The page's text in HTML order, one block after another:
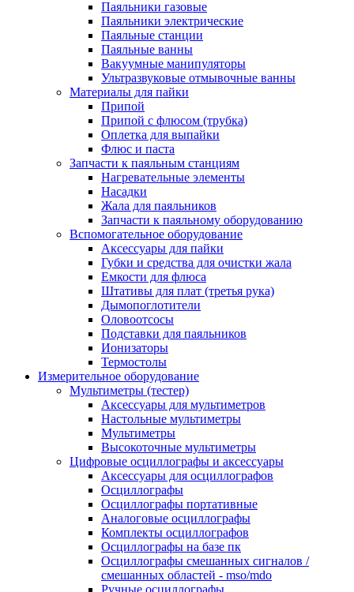
Паяльники газовые
Паяльники электрические
Паяльные станции
Паяльные ванны
Вакуумные манипуляторы
Ультразвуковые отмывочные ванны
Материалы для пайки
Припой
Припой с флюсом (трубка)
Оплетка для выпайки
Флюс и паста
Запчасти к паяльным станциям
Нагревательные элементы
Насадки
Жала для паяльников
Запчасти к паяльному оборудованию
Вспомогательное оборудование
Аксессуары для пайки
Губки и средства для очистки жала
Емкости для флюса
Штативы для плат (третья рука)
Дымопоглотители
Оловоотсосы
Подставки для паяльников
Ионизаторы
Термостолы
Измерительное оборудование
Мультиметры (тестер)
Аксессуары для мультиметров
Настольные мультиметры
Мультиметры
Высокоточные мультиметры
Цифровые осциллографы и аксессуары
Аксессуары для осциллографов
Осциллографы
Осциллографы портативные
Аналоговые осциллографы
Комплекты осциллографов
Осциллографы на базе пк
Осциллографы смешанных сигналов /
смешанных областей - mso/mdo
Ручные осциллографы